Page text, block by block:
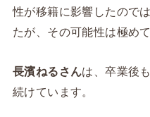
性が移籍に影響したので
たが、その可能性は極め
長濱ねるさんは、卒業後
続けています。